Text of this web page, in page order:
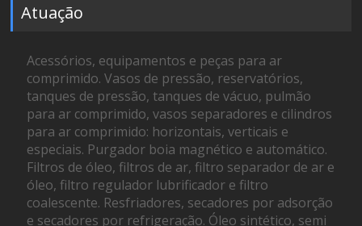
Atuação
Acessórios, equipamentos e peças para ar
comprimido. Vasos de pressão, reservatórios,
tanques de pressão, tanques de vácuo, pulmão
para ar comprimido, vasos separadores e cilindros
para ar comprimido: horizontais, verticais e
especiais. Purgador boia magnético e automático.
Filtros de óleo, filtros de ar, filtro separador de ar e
óleo, filtro regulador lubrificador e filtro
coalescente. Resfriadores, secadores por adsorção
e secadores por refrigeração. Óleo sintético, semi